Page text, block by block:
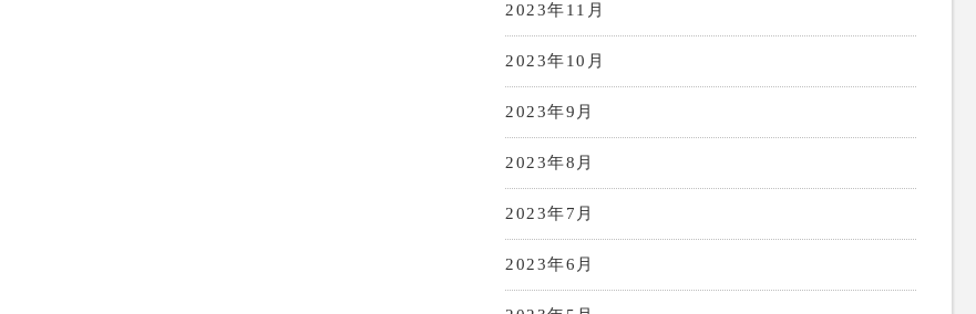
2023年11月
2023年10月
2023年9月
2023年8月
2023年7月
2023年6月